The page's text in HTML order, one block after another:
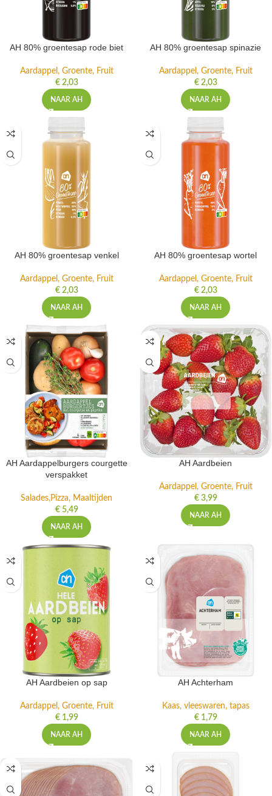
AH 80% groentesap rode biet
Aardappel, Groente, Fruit
€2,03
NAAR AH
AH 80% groentesap spinazie
Aardappel, Groente, Fruit
€2,03
NAAR AH
AH 80% groentesap venkel
Aardappel, Groente, Fruit
€2,03
NAAR AH
AH 80% groentesap wortel
Aardappel, Groente, Fruit
€2,03
NAAR AH
AH Aardappelburgers courgette
verspakket
Salades,Pizza, Maaltijden
€5,49
NAAR AH
AH Aardbeien
Aardappel, Groente, Fruit
€3,99
NAAR AH
AH Aardbeien op sap
Aardappel, Groente, Fruit
€1,99
NAAR AH
AH Achterham
Kaas, vleeswaren, tapas
€1,79
NAAR AH